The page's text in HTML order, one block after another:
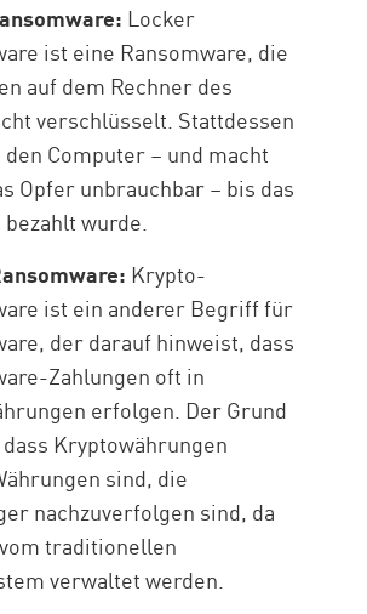
Locker
ist eine Ransomware, die
auf dem Rechner des
verschlüsselt. Stattdessen
Computer – und macht
Opfer unbrauchbar – bis das
wurde.
Krypto-
ist ein anderer Begriff für
der darauf hinweist, dass
Zahlungen oft in
erfolgen. Der Grund
Kryptowährungen
sind, die
nachzuverfolgen sind, da
traditionellen
verwaltet werden.